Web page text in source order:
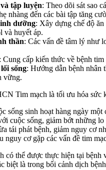
tập luyện: Theo dõi sát sao
nhàng đến các bài tập tăng
dưỡng: Xây dựng chế độ
và huyết áp.
thần: Các vấn đề tâm lý như
: Cung cấp kiến thức về bệnh
sống: Hướng dẫn bệnh nhân
vững.
Tim mạch là tối ưu hóa sức
sống sinh hoạt hàng ngày một
cuộc sống, giảm bớt những lo
tái phát bệnh, giảm nguy cơ
nguy cơ gặp các vấn đề tim
có thể được thực hiện tại bệnh
biệt là trong bối cảnh dịch